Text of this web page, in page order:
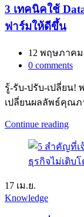
3 เทคนิคใช้
ฟาร์มให้ดีขึ้น
12 พฤษภาคม
0 comments
รู้-รับ-ปรับ-เปลี่ยน!
เปลี่ยนผลลัพธ์คุณภ
Continue reading
17 เม.ย.
Knowledge